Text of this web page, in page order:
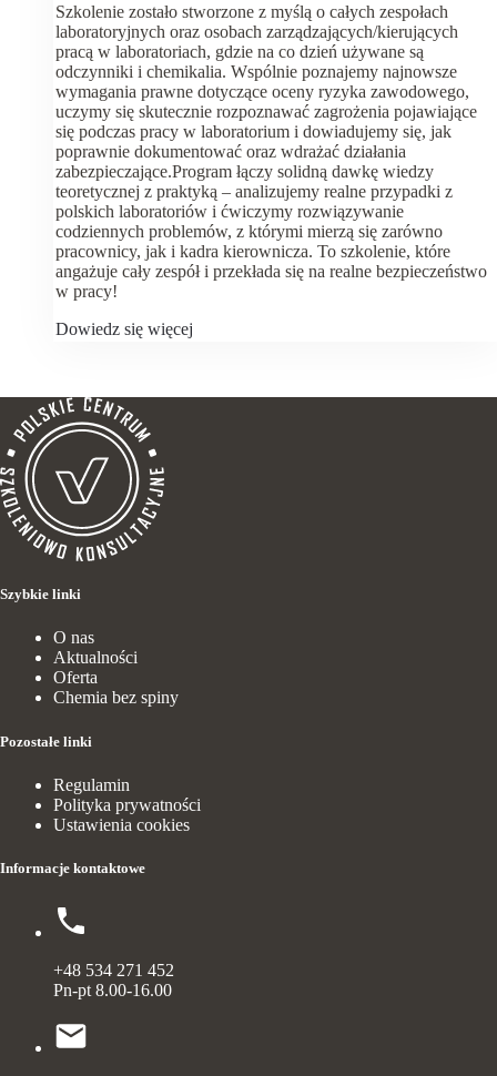
kierowników i zespołów
Szkolenie zostało stworzone z myślą o całych zespołach
laboratoryjnych oraz osobach zarządzających/kierujących
pracą w laboratoriach, gdzie na co dzień używane są
odczynniki i chemikalia. Wspólnie poznajemy najnowsze
wymagania prawne dotyczące oceny ryzyka zawodowego,
uczymy się skutecznie rozpoznawać zagrożenia pojawiające
się podczas pracy w laboratorium i dowiadujemy się, jak
poprawnie dokumentować oraz wdrażać działania
zabezpieczające.Program łączy solidną dawkę wiedzy
teoretycznej z praktyką – analizujemy realne przypadki z
polskich laboratoriów i ćwiczymy rozwiązywanie
codziennych problemów, z którymi mierzą się zarówno
pracownicy, jak i kadra kierownicza. To szkolenie, które
angażuje cały zespół i przekłada się na realne bezpieczeństwo
w pracy!
Dowiedz się więcej
Szybkie linki
O nas
Aktualności
Oferta
Chemia bez spiny
Pozostałe linki
Regulamin
Polityka prywatności
Ustawienia cookies
Informacje kontaktowe
+48 534 271 452
Pn-pt 8.00-16.00